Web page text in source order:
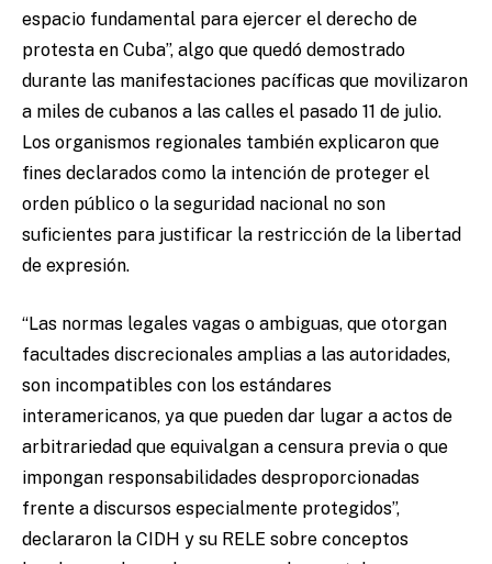
espacio fundamental para ejercer el derecho de
protesta en Cuba”, algo que quedó demostrado
durante las manifestaciones pacíficas que movilizaron
a miles de cubanos a las calles el pasado 11 de julio.
Los organismos regionales también explicaron que
fines declarados como la intención de proteger el
orden público o la seguridad nacional no son
suficientes para justificar la restricción de la libertad
de expresión.
“Las normas legales vagas o ambiguas, que otorgan
facultades discrecionales amplias a las autoridades,
son incompatibles con los estándares
interamericanos, ya que pueden dar lugar a actos de
arbitrariedad que equivalgan a censura previa o que
impongan responsabilidades desproporcionadas
frente a discursos especialmente protegidos”,
declararon la CIDH y su RELE sobre conceptos